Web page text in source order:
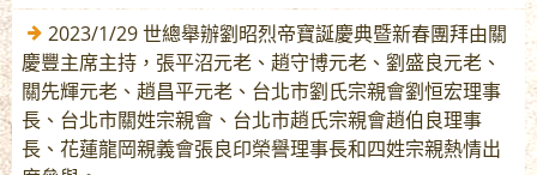
2023/1/29 世總舉辦劉昭烈帝寶誕慶典暨新春團拜由關
慶豐主席主持，張平沼元老、趙守博元老、劉盛良元老、
關先輝元老、趙昌平元老、台北市劉氏宗親會劉恒宏理事
長、台北市關姓宗親會、台北市趙氏宗親會趙伯良理事
長、花蓮龍岡親義會張良印榮譽理事長和四姓宗親熱情出